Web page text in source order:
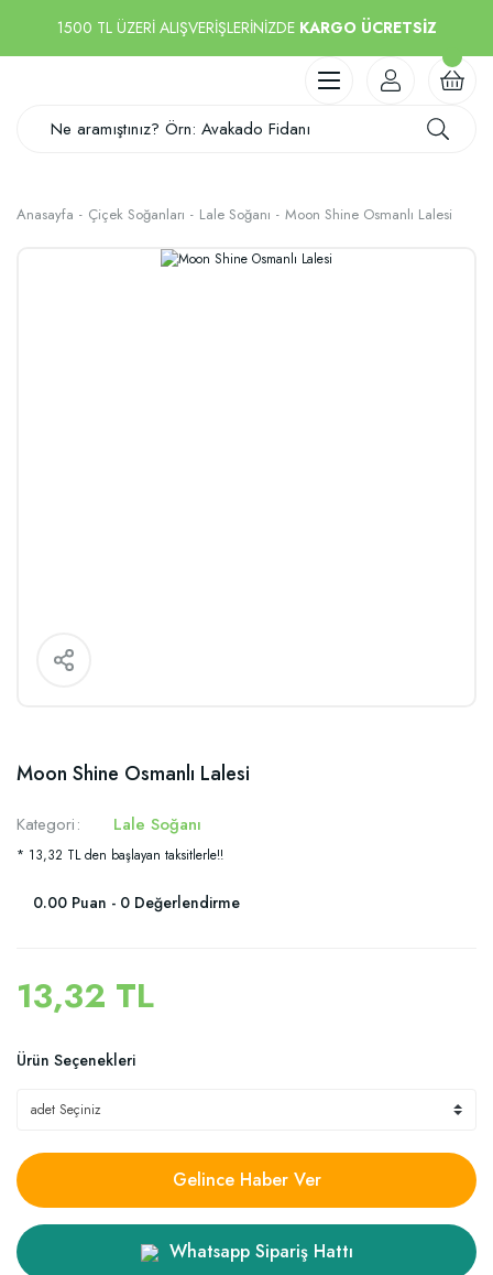
1500 TL ÜZERİ ALIŞVERİŞLERİNİZDE KARGO ÜCRETSİZ
Anasayfa Çiçek Soğanları Lale Soğanı Moon Shine Osmanlı Lalesi
Moon Shine Osmanlı Lalesi
Kategori Lale Soğanı
* 13,32 TL den başlayan taksitlerle!!
0.00 Puan - 0 Değerlendirme
13,32 TL
Ürün Seçenekleri
Gelince Haber Ver
Whatsapp Sipariş Hattı